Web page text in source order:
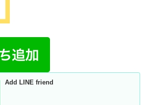
Add LINE friend